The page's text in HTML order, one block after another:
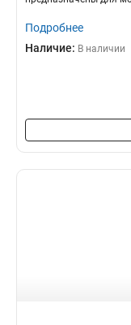
Подробнее
Наличие: В наличии